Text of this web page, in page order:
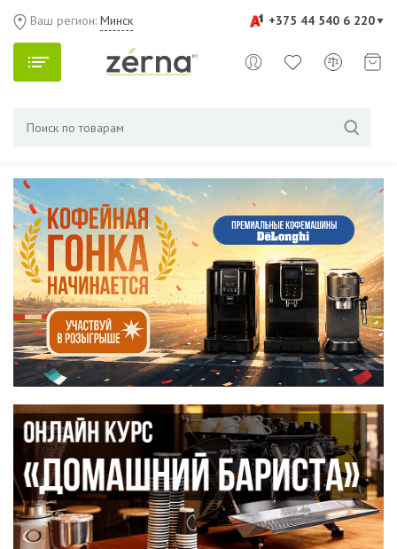
+375 44 540 6 220
Ваш регион: Минск